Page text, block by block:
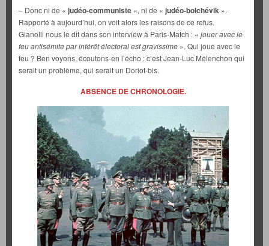
– Donc ni de « judéo-communiste «, ni de « judéo-bolchévik ».
Rapporté à aujourd’hui, on voit alors les raisons de ce refus.
Gianolli nous le dit dans son interview à Paris-Match : « jouer avec le
feu antisémite par intérêt électoral est gravissime ». Qui joue avec le
feu ? Ben voyons, écoutons-en l’écho : c’est Jean-Luc Mélenchon qui
serait un problème, qui serait un Doriot-bis.
ABSENCE DE CHRONOLOGIE.